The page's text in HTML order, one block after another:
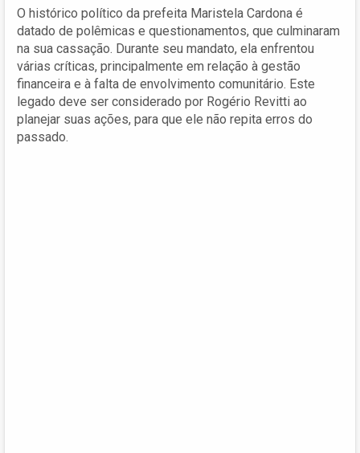
O histórico político da prefeita Maristela Cardona é
datado de polêmicas e questionamentos, que culminaram
na sua cassação. Durante seu mandato, ela enfrentou
várias críticas, principalmente em relação à gestão
financeira e à falta de envolvimento comunitário. Este
legado deve ser considerado por Rogério Revitti ao
planejar suas ações, para que ele não repita erros do
passado.